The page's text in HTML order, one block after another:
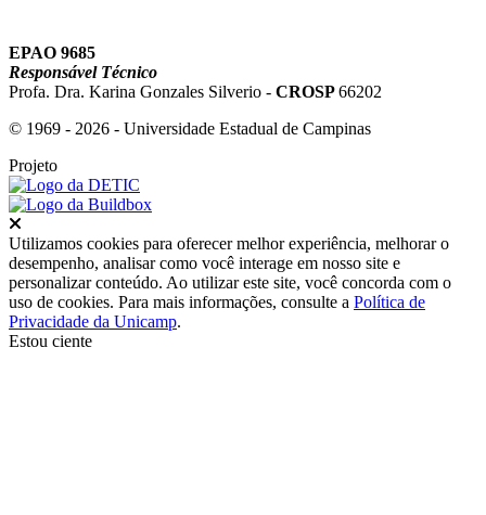
EPAO 9685
Responsável Técnico
Profa. Dra. Karina Gonzales Silverio - CROSP66202
© 1969 - 2026 - Universidade Estadual de Campinas
Projeto
Utilizamos cookies para oferecer melhor experiência, melhorar o
desempenho, analisar como você interage em nosso site e
personalizar conteúdo. Ao utilizar este site, você concorda com o
uso de cookies. Para mais informações, consulte a Política de
Privacidade da Unicamp.
Estou ciente